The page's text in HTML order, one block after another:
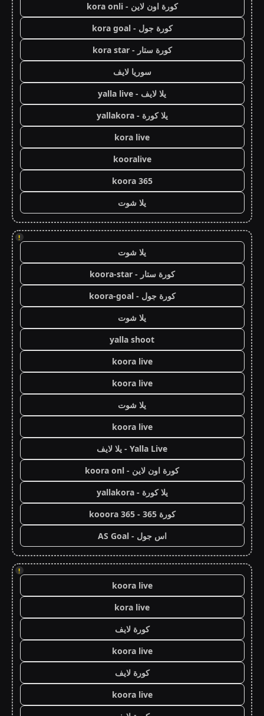
كورة اون لاين - kora onli
كورة جول - kora goal
كورة ستار - kora star
سوريا لايف
يلا لايف - yalla live
يلا كورة - yallakora
kora live
kooralive
koora 365
يلا شوت
!
يلا شوت
كورة ستار - koora-star
كورة جول - koora-goal
يلا شوت
yalla shoot
koora live
koora live
يلا شوت
koora live
Yalla Live - يلا لايف
كورة اون لاين - koora onl
يلا كورة - yallakora
كورة 365 - kooora 365
اس جول - AS Goal
!
koora live
kora live
كورة لايف
koora live
كورة لايف
koora live